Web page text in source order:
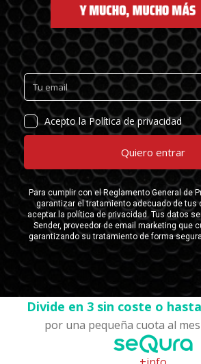
Divide en 3 sin coste o
por una pequeña cuota al